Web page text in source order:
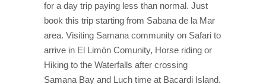
for a day trip paying less than normal. Just
book this trip starting from Sabana de la Mar
area. Visiting Samana community on Safari to
arrive in El Limón Comunity, Horse riding or
Hiking to the Waterfalls after crossing
Samana Bay and Luch time at Bacardi Island.